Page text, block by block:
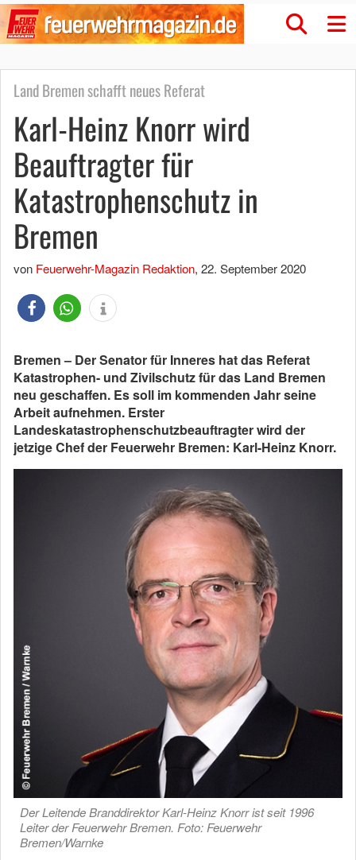
Land Bremen schafft neues Referat
Karl-Heinz Knorr wird
Beauftragter für
Katastrophenschutz in
Bremen
von Feuerwehr-Magazin Redaktion, 22. September 2020
Bremen – Der Senator für Inneres hat das Referat
Katastrophen- und Zivilschutz für das Land Bremen
neu geschaffen. Es soll im kommenden Jahr seine
Arbeit aufnehmen. Erster
Landeskatastrophenschutzbeauftragter wird der
jetzige Chef der Feuerwehr Bremen: Karl-Heinz Knorr.
Der Leitende Branddirektor Karl-Heinz Knorr ist seit 1996
Leiter der Feuerwehr Bremen. Foto: Feuerwehr
Bremen/Warnke